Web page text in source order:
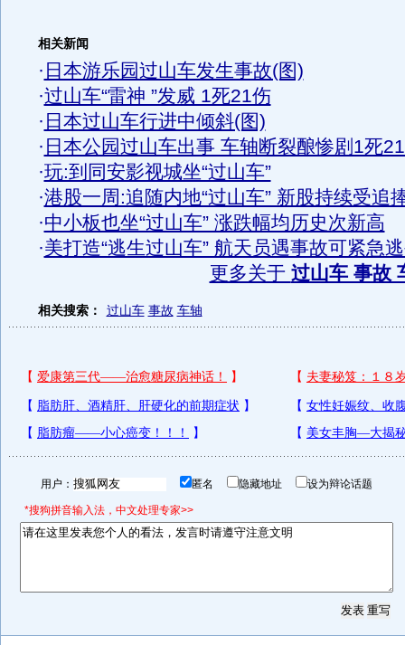
相关新闻
· 日本游乐园过山车发生事故(图)
·过山车“雷神 ”发威 1死21伤
· 日本过山车行进中倾斜(图)
· 日本公园过山车出事 车轴断裂酿惨剧1死
·玩:到同安影视城坐“过山车”
·港股一周:追随内地“过山车” 新股持续受追
·中小板也坐“过山车” 涨跌幅均历史次新高
·美打造“逃生过山车” 航天员遇事故可紧急
更多关于 过山车 事故
相关搜索： 过山车 事故 车轴
用户： 匿名 隐藏地址 设为辩论话题
*搜狗拼音输入法，中文处理专家>>